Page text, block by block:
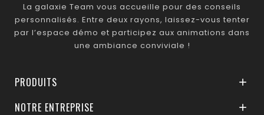
La galaxie Team vous accueille pour des conseils
personnalisés. Entre deux rayons, laissez-vous tenter
par l’espace démo et participez aux animations dans
une ambiance conviviale !
PRODUITS 
NOTRE ENTREPRISE 